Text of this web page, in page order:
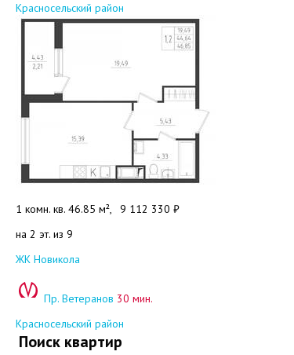
Красносельский район
1 комн. кв. 46.85 м², 9 112 330 ₽
на 2 эт. из 9
Добавить в избранное
ЖК Новикола
Пр. Ветеранов 30 мин.
Красносельский район
Поиск квартир